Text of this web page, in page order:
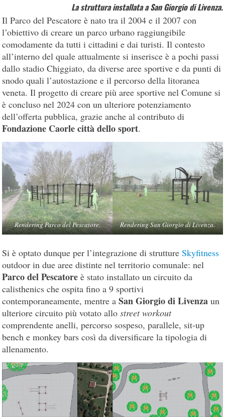
La struttura installata a San Giorgio di Livenza.
Il Parco del Pescatore è nato tra il 2004 e il 2007 con
l’obiettivo di creare un parco urbano raggiungibile
comodamente da tutti i cittadini e dai turisti. Il contesto
all’interno del quale attualmente si inserisce è a pochi passi
dallo stadio Chiggiato, da diverse aree sportive e da punti di
snodo quali l’autostazione e il percorso della litoranea
veneta. Il progetto di creare più aree sportive nel Comune si
è concluso nel 2024 con un ulteriore potenziamento
dell’offerta pubblica, grazie anche al contributo di
Fondazione Caorle città dello sport.
Rendering Parco del Pescatore. Rendering San Giorgio di Livenza.
Si è optato dunque per l’integrazione di struttureSkyfitness
outdoor in due aree distinte nel territorio comunale: nel
Parco del Pescatoreè stato installato un circuito da
calisthenics che ospita fino a 9 sportivi
contemporaneamente, mentre aSan Giorgio di Livenza un
ulteriore circuito più votato allostreet workout
comprendente anelli, percorso sospeso, parallele, sit-up
bench e monkey bars così da diversificare la tipologia di
allenamento.